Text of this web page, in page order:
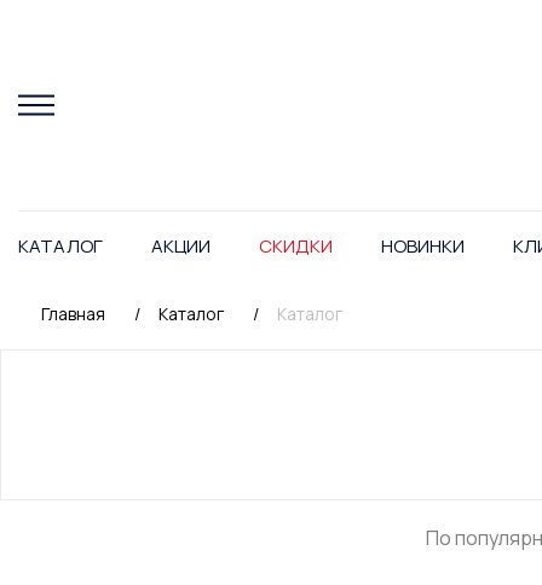
КАТАЛОГ АКЦИИ СКИДКИ НОВИНКИ
Главная / Каталог / Каталог
По